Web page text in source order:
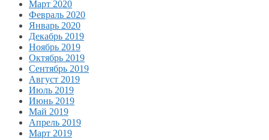
Март 2020
Февраль 2020
Январь 2020
Декабрь 2019
Ноябрь 2019
Октябрь 2019
Сентябрь 2019
Август 2019
Июль 2019
Июнь 2019
Май 2019
Апрель 2019
Март 2019